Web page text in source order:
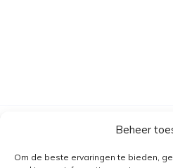
Beheer
Om de beste ervaringen te bieden,
Algemene voorwaarden
Verzending